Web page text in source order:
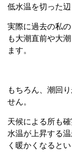
低水温を切った
実際に過去の私
も大潮直前や大
ます。
もちろん、潮回
せん。
天候による所も
水温が上昇する
く暖かくなると